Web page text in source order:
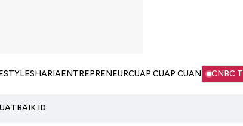
SHARIAENTREPRENEURCUAP CUAP CUAN CNBC